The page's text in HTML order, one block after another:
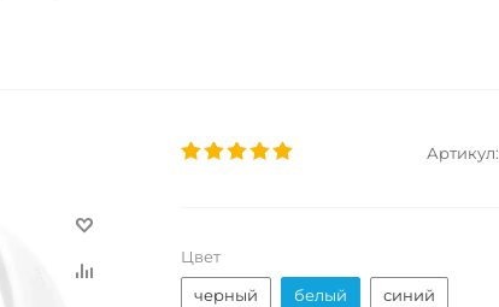
Артикул:
Цвет
черный
белый синий